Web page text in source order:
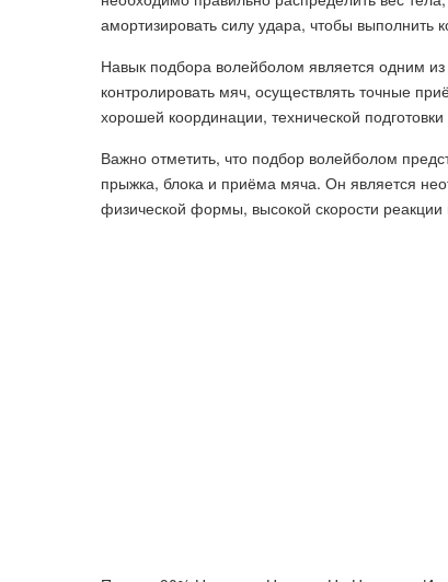
амортизировать силу удара, чтобы выполнить
Навык подбора волейболом является одним
контролировать мяч, осуществлять точные
хорошей координации, технической
Важно отметить, что подбор волейболом
прыжка, блока и приёма мяча. Он является
физической формы, высокой скорости реакции